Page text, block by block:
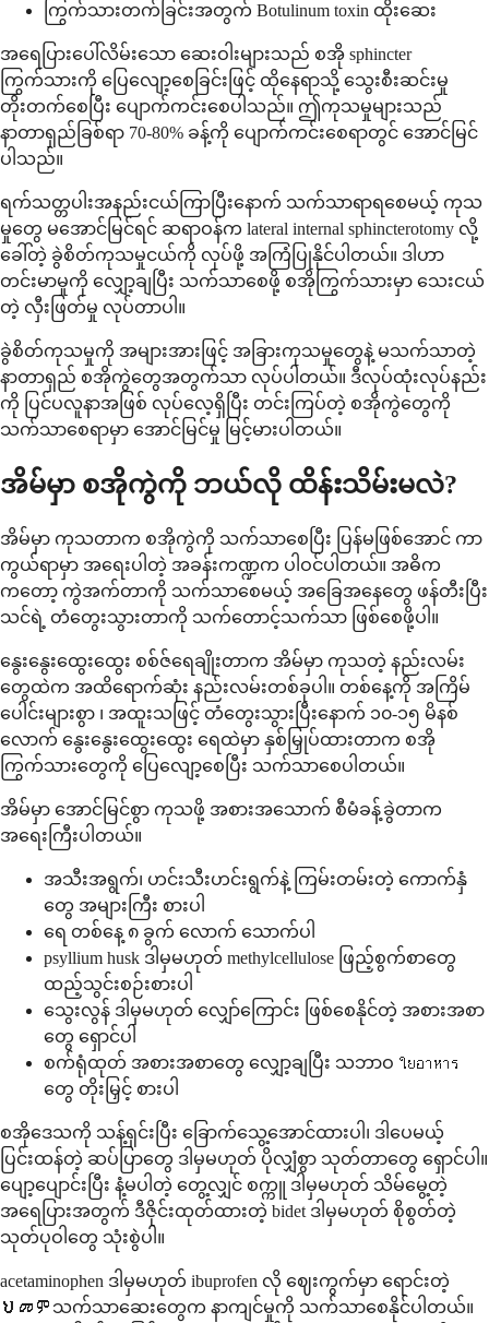
ကြွက်သားတက်ခြင်းအတွက် Botulinum toxin ထိုးဆေး
အရေပြားပေါ်လိမ်းသော ဆေးဝါးများသည် စအို sphincter
ကြွက်သားကို ပြေလျော့စေခြင်းဖြင့် ထိုနေရာသို့ သွေးစီးဆင်းမှု
တိုးတက်စေပြီး ပျောက်ကင်းစေပါသည်။ ဤကုသမှုများသည်
နာတာရှည်ခြစ်ရာ 70-80% ခန့်ကို ပျောက်ကင်းစေရာတွင် အောင်မြင်
ပါသည်။
ရက်သတ္တပါးအနည်းငယ်ကြာပြီးနောက် သက်သာရာရစေမယ့် ကုသ
မှုတွေ မအောင်မြင်ရင် ဆရာဝန်က lateral internal sphincterotomy လို့
ခေါ်တဲ့ ခွဲစိတ်ကုသမှုငယ်ကို လုပ်ဖို့ အကြံပြုနိုင်ပါတယ်။ ဒါဟာ
တင်းမာမှုကို လျှော့ချပြီး သက်သာစေဖို့ စအိုကြွက်သားမှာ သေးငယ်
တဲ့ လှီးဖြတ်မှု လုပ်တာပါ။
ခွဲစိတ်ကုသမှုကို အများအားဖြင့် အခြားကုသမှုတွေနဲ့ မသက်သာတဲ့
နာတာရှည် စအိုကွဲတွေအတွက်သာ လုပ်ပါတယ်။ ဒီလုပ်ထုံးလုပ်နည်း
ကို ပြင်ပလူနာအဖြစ် လုပ်လေ့ရှိပြီး တင်းကြပ်တဲ့ စအိုကွဲတွေကို
သက်သာစေရာမှာ အောင်မြင်မှု မြင့်မားပါတယ်။
အိမ်မှာ စအိုကွဲကို ဘယ်လို ထိန်းသိမ်းမလဲ?
အိမ်မှာ ကုသတာက စအိုကွဲကို သက်သာစေပြီး ပြန်မဖြစ်အောင် ကာ
ကွယ်ရာမှာ အရေးပါတဲ့ အခန်းကဏ္ဍက ပါဝင်ပါတယ်။ အဓိက
ကတော့ ကွဲအက်တာကို သက်သာစေမယ့် အခြေအနေတွေ ဖန်တီးပြီး
သင်ရဲ့ တံတွေးသွားတာကို သက်တောင့်သက်သာ ဖြစ်စေဖို့ပါ။
နွေးနွေးထွေးထွေး စစ်ဇ်ရေချိုးတာက အိမ်မှာ ကုသတဲ့ နည်းလမ်း
တွေထဲက အထိရောက်ဆုံး နည်းလမ်းတစ်ခုပါ။ တစ်နေ့ကို အကြိမ်
ပေါင်းများစွာ ၊ အထူးသဖြင့် တံတွေးသွားပြီးနောက် ၁၀-၁၅ မိနစ်
လောက် နွေးနွေးထွေးထွေး ရေထဲမှာ နှစ်မြှုပ်ထားတာက စအို
ကြွက်သားတွေကို ပြေလျော့စေပြီး သက်သာစေပါတယ်။
အိမ်မှာ အောင်မြင်စွာ ကုသဖို့ အစားအသောက် စီမံခန့်ခွဲတာက
အရေးကြီးပါတယ်။
အသီးအရွက်၊ ဟင်းသီးဟင်းရွက်နဲ့ ကြမ်းတမ်းတဲ့ ကောက်နှံ
တွေ အများကြီး စားပါ
ရေ တစ်နေ့ ၈ ခွက် လောက် သောက်ပါ
psyllium husk ဒါမှမဟုတ် methylcellulose ဖြည့်စွက်စာတွေ
ထည့်သွင်းစဉ်းစားပါ
သွေးလွန် ဒါမှမဟုတ် လျှော်ကြောင်း ဖြစ်စေနိုင်တဲ့ အစားအစာ
တွေ ရှောင်ပါ
စက်ရုံထုတ် အစားအစာတွေ လျှော့ချပြီး သဘာဝ ใยอาหาร
တွေ တိုးမြှင့် စားပါ
စအိုဒေသကို သန့်ရှင်းပြီး ခြောက်သွေ့အောင်ထားပါ၊ ဒါပေမယ့်
ပြင်းထန်တဲ့ ဆပ်ပြာတွေ ဒါမှမဟုတ် ပိုလျှံစွာ သုတ်တာတွေ ရှောင်ပါ။
ပျော့ပျောင်းပြီး နံ့မပါတဲ့ တွေ့လျှင် စက္ကူ ဒါမှမဟုတ် သိမ်မွေ့တဲ့
အရေပြားအတွက် ဒီဇိုင်းထုတ်ထားတဲ့ bidet ဒါမှမဟုတ် စိုစွတ်တဲ့
သုတ်ပုဝါတွေ သုံးစွဲပါ။
acetaminophen ဒါမှမဟုတ် ibuprofen လို ဈေးကွက်မှာ ရောင်းတဲ့
ህመምသက်သာဆေးတွေက နာကျင်မှုကို သက်သာစေနိုင်ပါတယ်။